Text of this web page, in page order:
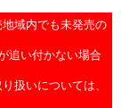
域内でも未発売の
追い付かない場合
扱いについては、